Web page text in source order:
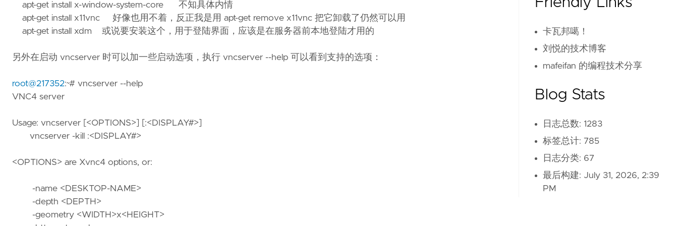
apt-get install x-window-system-core 不知具体内情
apt-get install x11vnc 好像也用不着，反正我是用 apt-get remove x11vnc 把它卸载了仍然可以用
apt-get install xdm 或说要安装这个，用于登陆界面，应该是在服务器前本地登陆才用的
另外在启动 vncserver 时可以加一些启动选项，执行 vncserver --help 可以看到支持的选项：
root@217352:~# vncserver --help
VNC4 server
Usage: vncserver [<OPTIONS>] [:<DISPLAY#>]
vncserver -kill :<DISPLAY#>
<OPTIONS> are Xvnc4 options, or:
-name <DESKTOP-NAME>
-depth <DEPTH>
-geometry <WIDTH>x<HEIGHT>
卡瓦邦噶！
刘悦的技术博客
mafeifan 的编程技术分享
Blog Stats
日志总数: 1283
标签总计: 785
日志分类: 67
最后构建: July 31, 2026, 2:39
PM